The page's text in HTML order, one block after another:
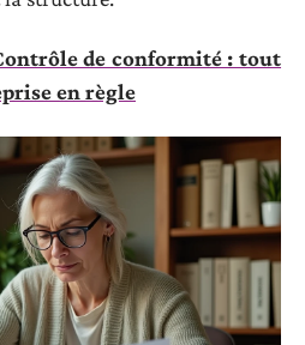
de conformité : tout
en règle